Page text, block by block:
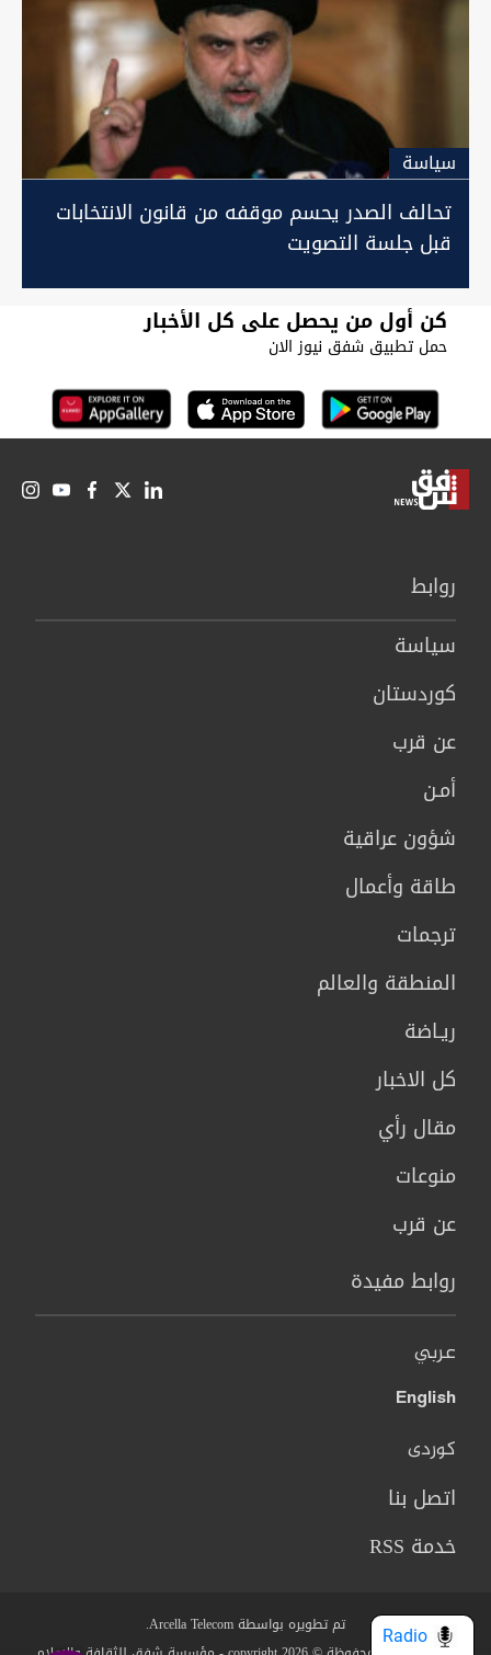
سیاسة
تحالف الصدر يحسم موقفه من قانون الانتخابات
قبل جلسة التصويت
كن أول من يحصل على كل الأخبار
حمل تطبيق شفق نيوز الان
روابط
سیاسة
كوردستان
عن قرب
أمـن
شؤون عراقية
طاقة وأعمال
ترجمات
المنطقة والعالم
ريـاضة
كل الاخبار
مقال رأي
منوعات
عن قرب
روابط مفيدة
عربي
English
کوردی
اتصل بنا
خدمة RSS
تم تطويره بواسطة Arcella Telecom.
Radio